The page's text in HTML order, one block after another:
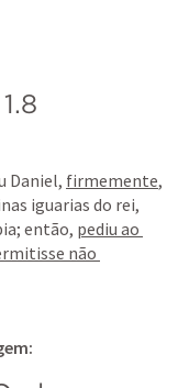
Daniel, firmemente,
iguarias do rei,
então, pediu ao
não